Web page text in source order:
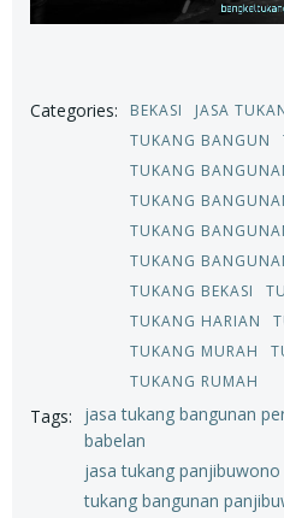
Categories: BEKASI JASA
TUKANG BANGUN
TUKANG
TUKANG
TUKANG
TUKANG
TUKANG BEKASI
TUKANG HARIAN
TUKANG MURAH
TUKANG RUMAH
Tags:
jasa tukang bangunan
babelan
jasa tukang
tukang bangunan